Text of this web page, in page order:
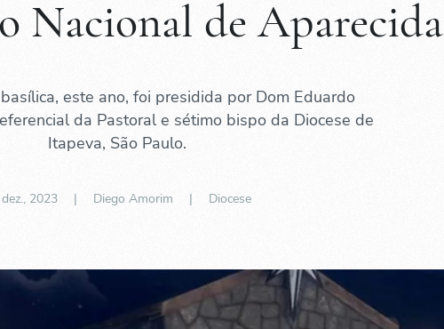
Nacional de Aparecida
este ano, foi presidida por Dom Eduardo
da Pastoral e sétimo bispo da Diocese de
Itapeva, São Paulo.
2023| Diego Amorim | Diocese